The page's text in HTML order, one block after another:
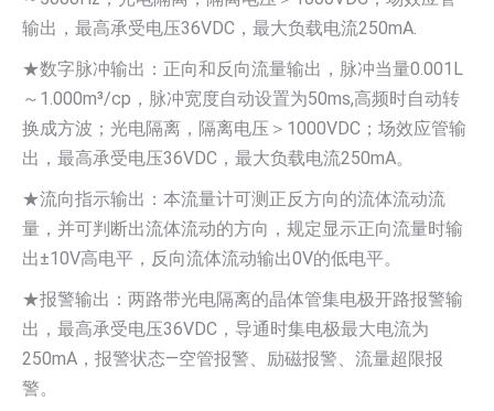
输出，最高承受电压36VDC，最大负载电流250mA.
★数字脉冲输出：正向和反向流量输出，脉冲当量0.001L
～1.000m³/cp，脉冲宽度自动设置为50ms,高频时自动转
换成方波；光电隔离，隔离电压＞1000VDC；场效应管输
出，最高承受电压36VDC，最大负载电流250mA。
★流向指示输出：本流量计可测正反方向的流体流动流
量，并可判断出流体流动的方向，规定显示正向流量时输
出±10V高电平，反向流体流动输出0V的低电平。
★报警输出：两路带光电隔离的晶体管集电极开路报警输
出，最高承受电压36VDC，导通时集电极最大电流为
250mA，报警状态—空管报警、励磁报警、流量超限报
警。